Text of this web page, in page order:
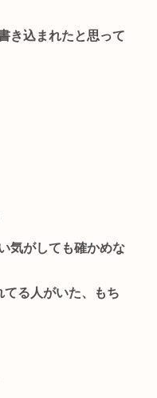
き込まれたと思って
気がしても確かめな
る人がいた、もち